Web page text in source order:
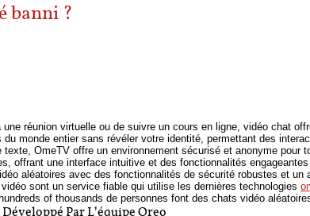
banni ?
une réunion virtuelle ou de suivre un cours en ligne, vidéo chat
monde entier sans révéler votre identité, permettant des
OmeTV offre un environnement sécurisé et anonyme pour
offrant une interface intuitive et des fonctionnalités
aléatoires avec des fonctionnalités de sécurité robustes et
sont un service fiable qui utilise les dernières technologies
of thousands de personnes font des chats vidéo